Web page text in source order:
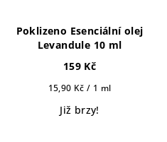
Poklizeno Esenciální olej
Levandule 10 ml
159 Kč
Měrná
15,90 Kč / 1 ml
Již brzy!